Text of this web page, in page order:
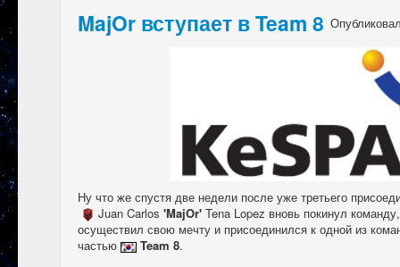
MajOr вступает в Team 8
Ну что же спустя две недели после уже третьего
Juan Carlos 'MajOr' Tena Lopez вновь покинул
осуществил свою мечту и присоединился к одной из
частью
Team 8.